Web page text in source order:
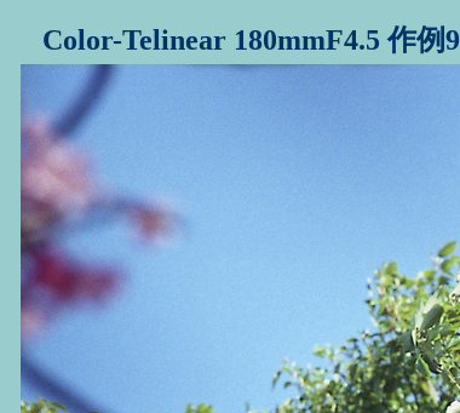
Color-Telinear 180mmF4.5 作例9